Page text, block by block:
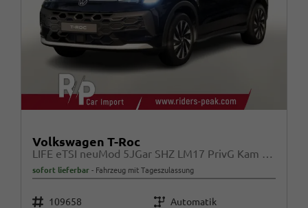
Volkswagen T-Roc
sofort lieferbar Fahrzeug mit Tageszulassung
Fahrzeugnr. 109658 Getriebe Automatik